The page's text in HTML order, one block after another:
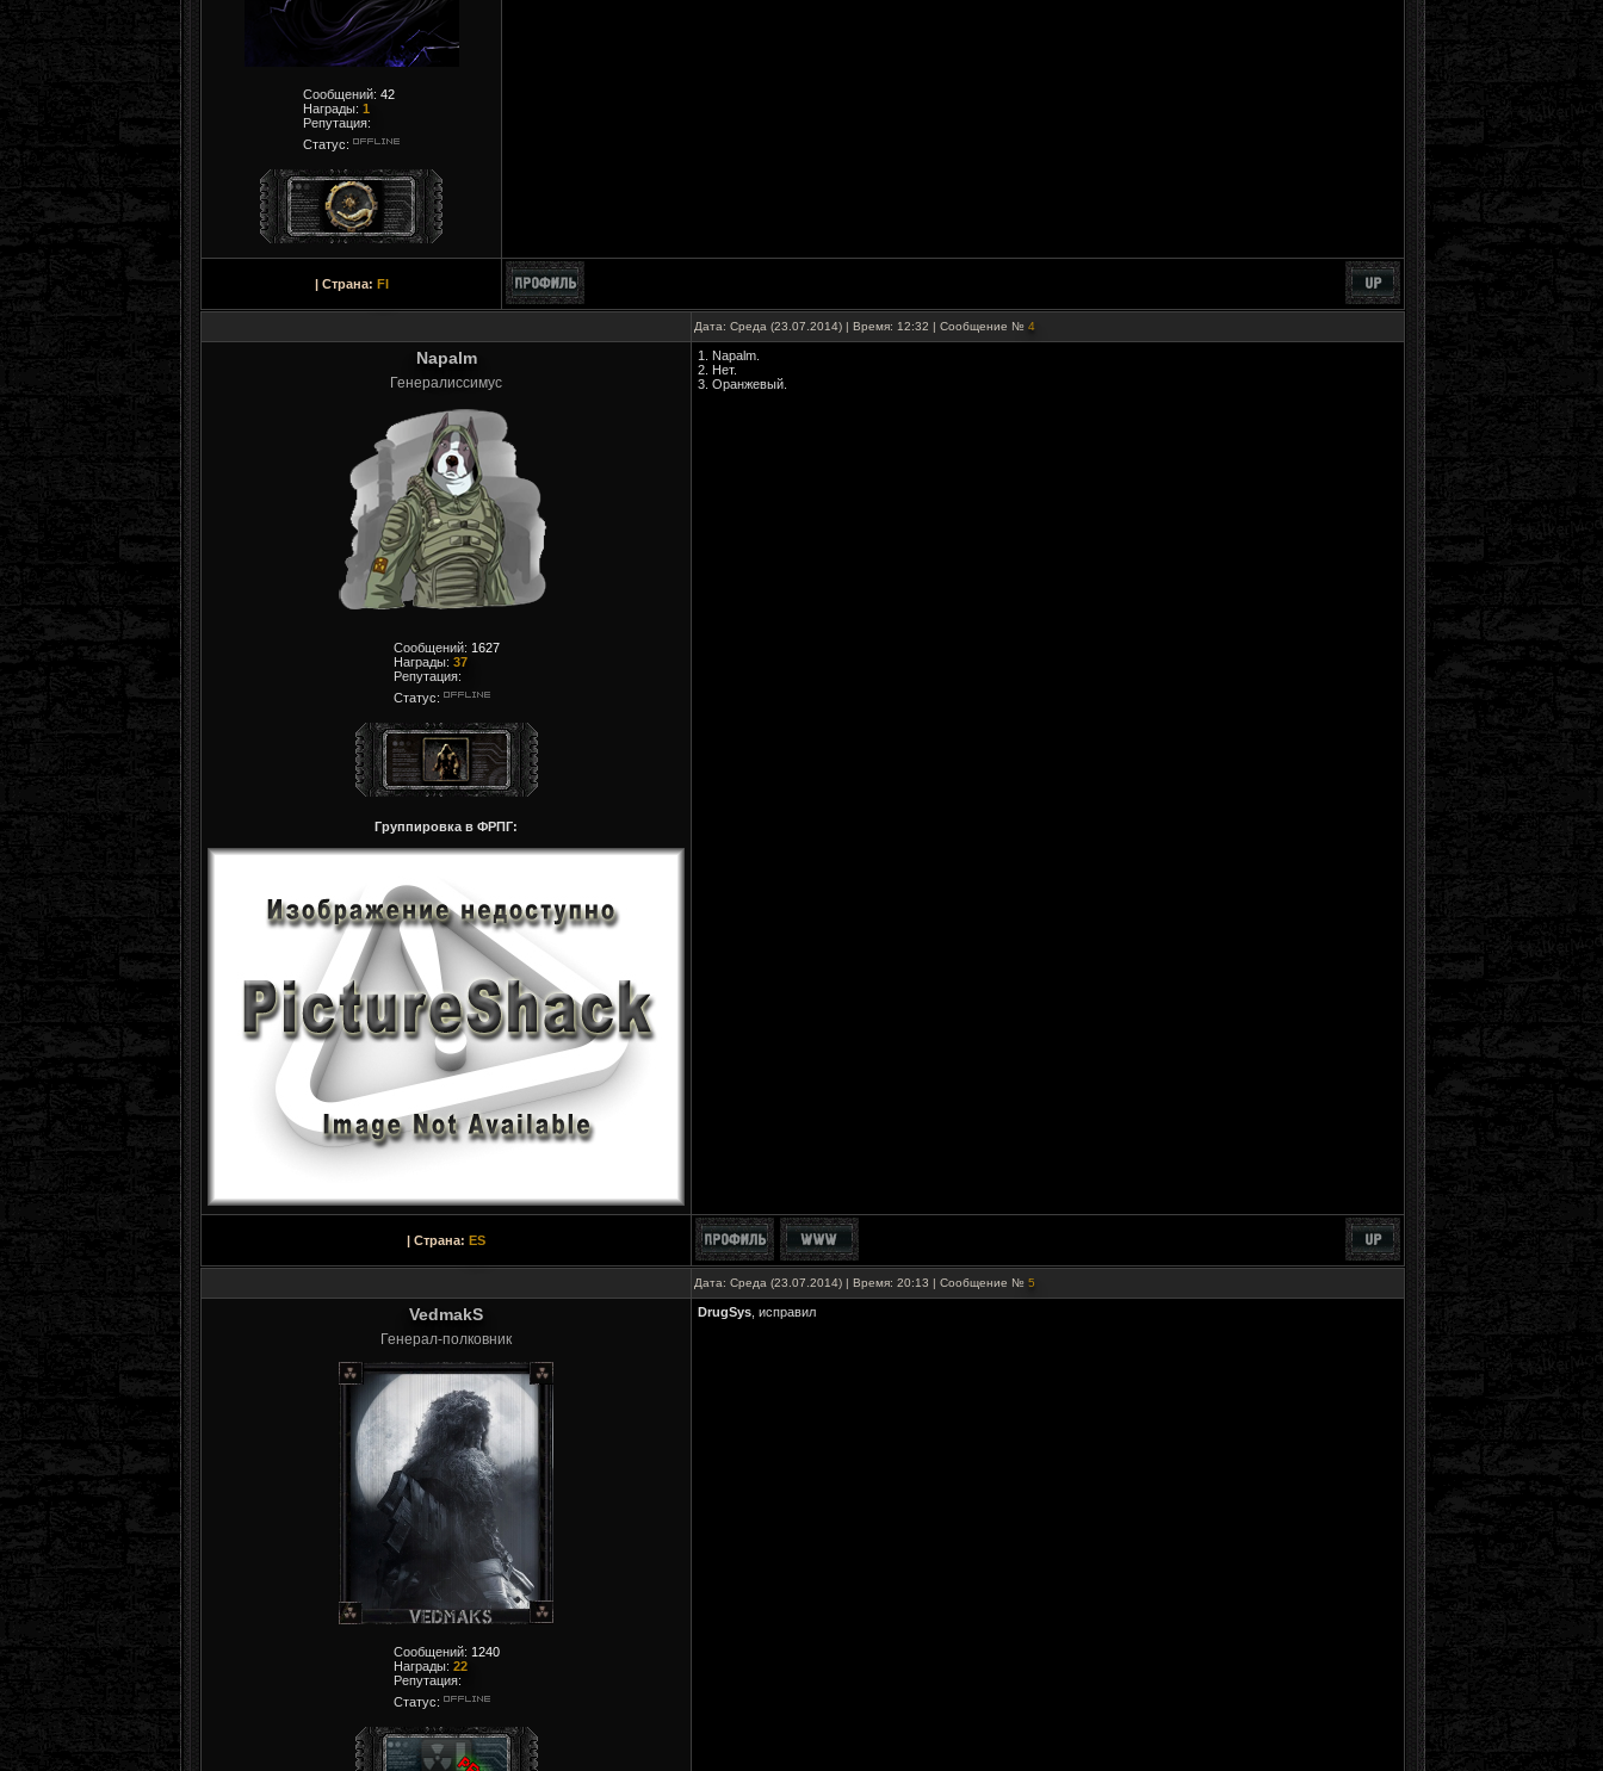
Сообщений: 42
Награды: 1
Репутация:
Статус:
| Страна: FI
Дата: Среда (23.07.2014) | Время: 12:32 | Сообщение № 4
Napalm
Генералиссимус
Сообщений: 1627
Награды: 37
Репутация:
Статус:
Группировка в ФРПГ:
1. Napalm.
2. Нет.
3. Оранжевый.
| Страна: ES
Дата: Среда (23.07.2014) | Время: 20:13 | Сообщение № 5
VedmakS
Генерал-полковник
Сообщений: 1240
Награды: 22
Репутация:
Статус:
DrugSys , исправил